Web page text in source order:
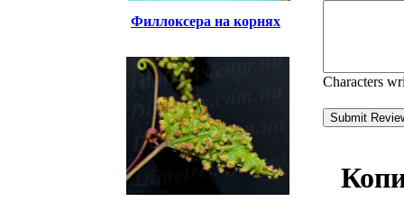
Филлоксера на корнях
Characters